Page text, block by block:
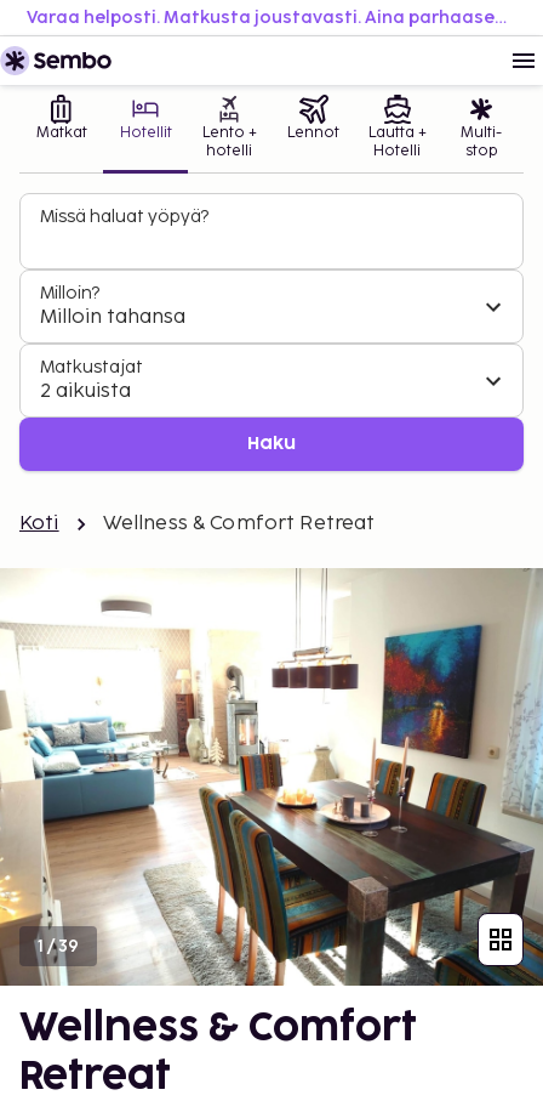
Varaa helposti. Matkusta joustavasti. Aina parhaaseen hintaan.
Matkat Hotellit
Lento +
hotelli
Lennot
Lautta +
Hotelli
Multi-
stop
Missä haluat yöpyä?
Milloin?
Milloin tahansa
Matkustajat
2 aikuista
Haku
Koti Wellness & Comfort Retreat
1/39
Wellness & Comfort
Retreat